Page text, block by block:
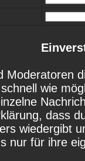
Moderatoren
wie
dass
wiedergibt
nur für ihre